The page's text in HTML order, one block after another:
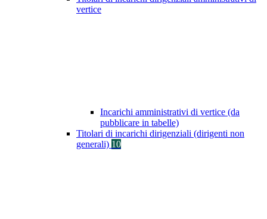
vertice
Incarichi amministrativi di vertice (da
pubblicare in tabelle)
Titolari di incarichi dirigenziali (dirigenti non
generali) 10